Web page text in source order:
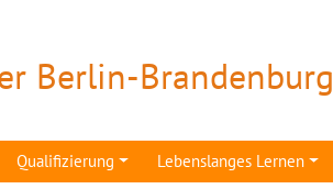
Berlin-Brandenburg
Qualifizierung Lebenslanges Lernen